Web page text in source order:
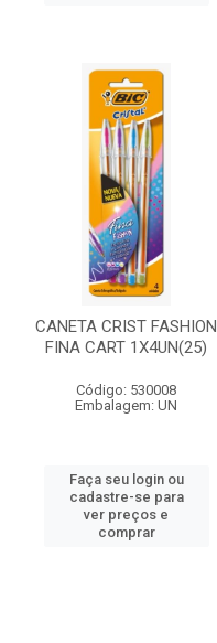
CANETA CRIST FASHION
FINA CART 1X4UN(25)
Código: 530008
Embalagem: UN
Faça seu login ou
cadastre-se para
ver preços e
comprar